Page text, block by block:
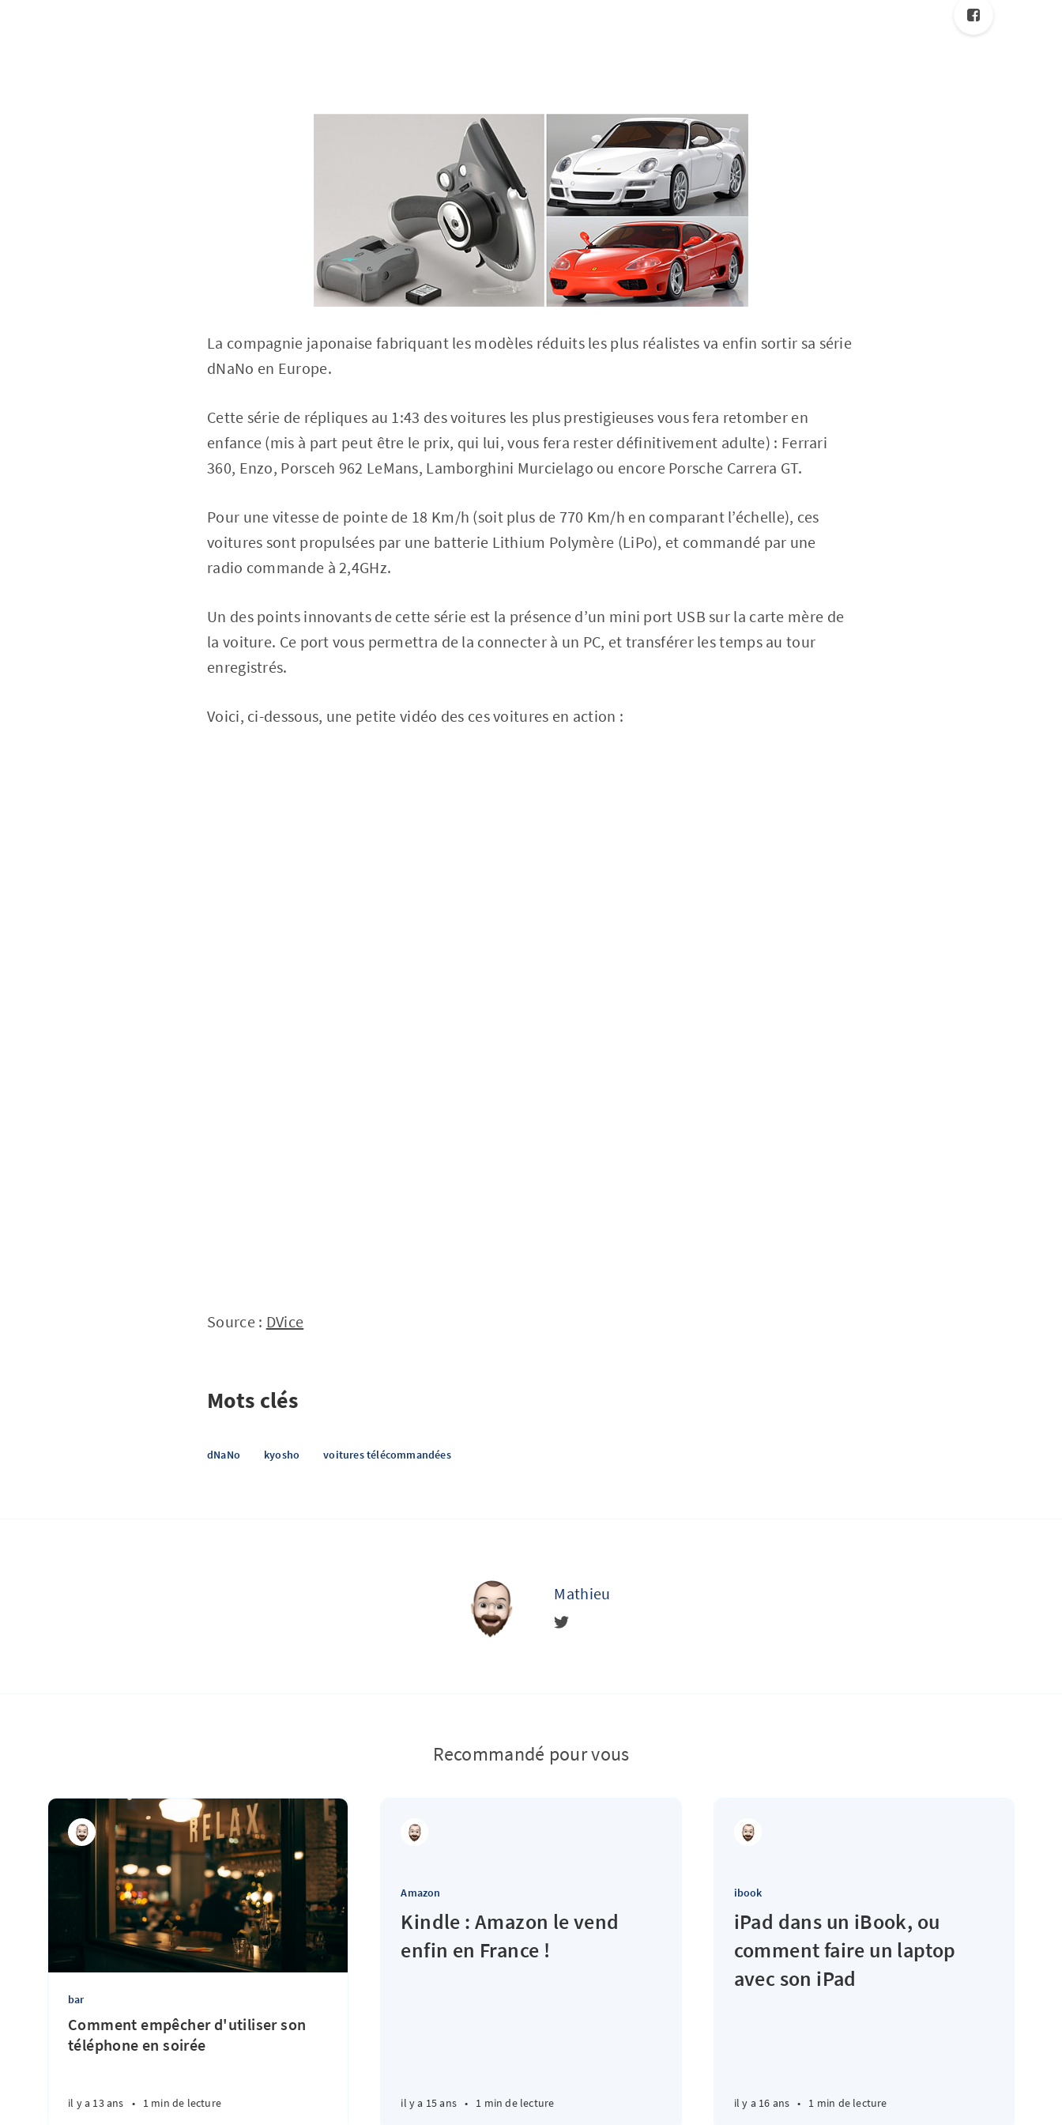
La compagnie japonaise fabriquant les modèles réduits les plus réalistes va enfin sortir sa série
dNaNo en Europe.
Cette série de répliques au 1:43 des voitures les plus prestigieuses vous fera retomber en
enfance (mis à part peut être le prix, qui lui, vous fera rester définitivement adulte) : Ferrari
360, Enzo, Porsceh 962 LeMans, Lamborghini Murcielago ou encore Porsche Carrera GT.
Pour une vitesse de pointe de 18 Km/h (soit plus de 770 Km/h en comparant l’échelle), ces
voitures sont propulsées par une batterie Lithium Polymère (LiPo), et commandé par une
radio commande à 2,4GHz.
Un des points innovants de cette série est la présence d’un mini port USB sur la carte mère de
la voiture. Ce port vous permettra de la connecter à un PC, et transférer les temps au tour
enregistrés.
Voici, ci-dessous, une petite vidéo des ces voitures en action :
Source : DVice
Mots clés
dNaNo kyosho voitures télécommandées
Mathieu
Recommandé pour vous
bar
Comment empêcher d'utiliser son
téléphone en soirée
il y a 13 ans • 1 min de lecture
Amazon
Kindle : Amazon le vend
enfin en France !
il y a 15 ans • 1 min de lecture
ibook
iPad dans un iBook, ou
comment faire un laptop
avec son iPad
il y a 16 ans • 1 min de lecture